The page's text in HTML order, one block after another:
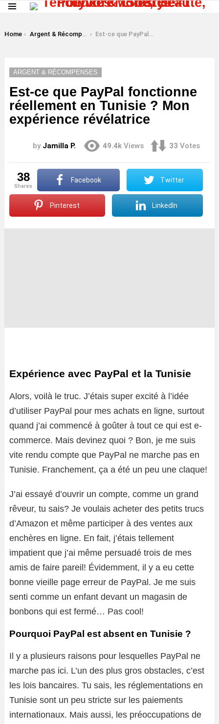
You are here:
Home Argent & Récompenses Est-ce que PayPal fonctionne réellement en Tunisie ? Mon expérience révélatrice
ARGENT & RÉCOMPENSES
Est-ce que PayPal fonctionne
réellement en Tunisie ? Mon
expérience révélatrice
by Jamilla P. 49.4k Views 33 Votes
38
shares
Facebook Twitter
Pinterest LinkedIn
Expérience avec PayPal et la Tunisie
Alors, voilà le truc. J’étais super excité à l’idée
d’utiliser PayPal pour mes achats en ligne, surtout
quand j’ai commencé à goûter à tout ce qui est e-
commerce. Mais devinez quoi ? Bon, je me suis
vite rendu compte que PayPal ne marche pas en
Tunisie. Franchement, ça a été un peu une claque!
J’ai essayé d’ouvrir un compte, comme un grand
rêveur, tu sais? Je voulais acheter des petits trucs
d’Amazon et même participer à des ventes aux
enchères en ligne. En fait, j’étais tellement
impatient que j’ai même persuadé trois de mes
amis de faire pareil! Évidemment, il y a eu cette
bonne vieille page erreur de PayPal. Je me suis
senti comme un enfant devant un magasin de
bonbons qui est fermé… Pas cool!
Pourquoi PayPal est absent en Tunisie ?
Il y a plusieurs raisons pour lesquelles PayPal ne
marche pas ici. L’un des plus gros obstacles, c’est
les lois bancaires. Tu sais, les réglementations en
Tunisie sont un peu stricte sur les paiements
internationaux. Mais aussi, les préoccupations de